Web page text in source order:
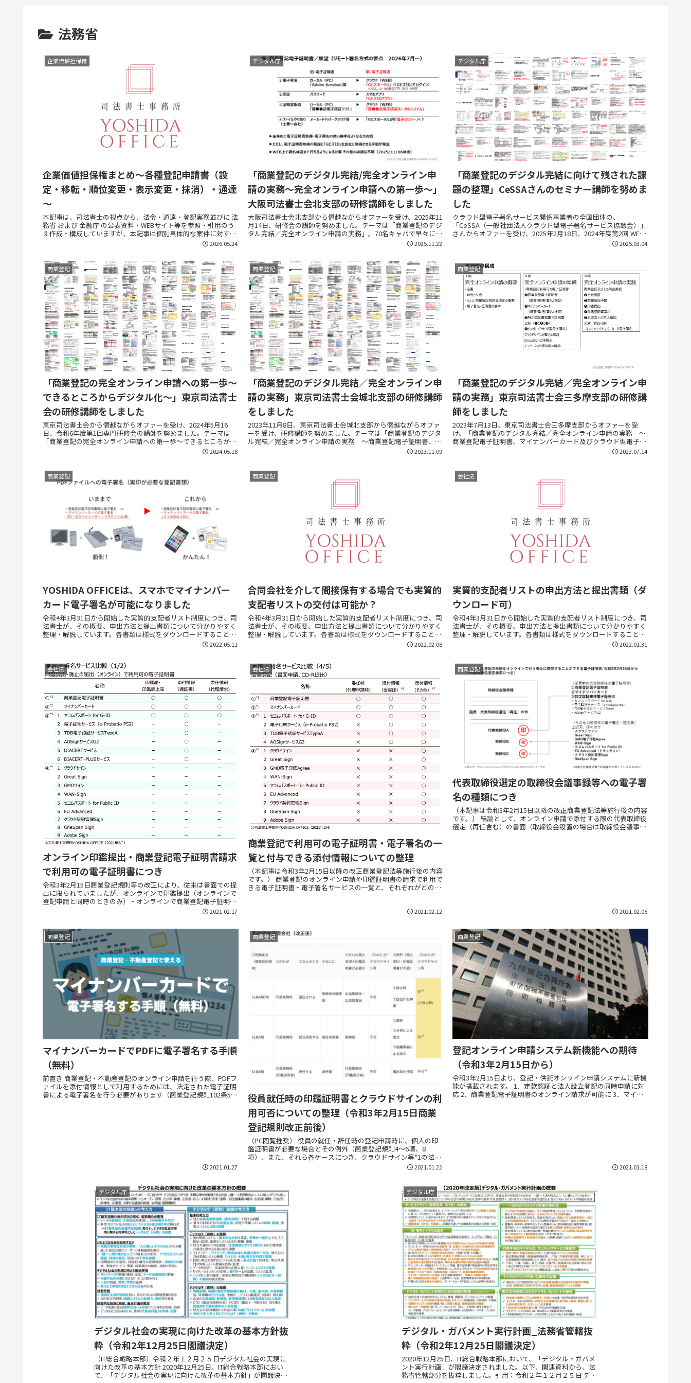
法務省
企業価値担保権
企業価値担保権まとめ～各種登記申請書（設
定・移転・順位変更・表示変更・抹消）・通達
～
本記事は、司法書士の視点から、法令・通達・登記実務並びに 法
務省 および 金融庁 の公表資料・WEBサイト等を参照・引用のう
え作成・構成していますが、本記事は個別具体的な案件に対する
2026.05.24
デジタル庁
「商業登記のデジタル完結/完全オンライン申
請の実務～完全オンライン申請への第一歩～」
大阪司法書士会北支部の研修講師をしました
大阪司法書士会北支部から僭越ながらオファーを受け、2025年11
月14日、研修会の講師を努めました。テーマは「商業登記のデジ
タル完結／完全オンライン申請の実務」。70名キャパで早々に満
2025.11.22
デジタル庁
「商業登記のデジタル完結に向けて残された課
題の整理」CeSSAさんのセミナー講師を努めま
した
クラウド型電子署名サービス関係事業者の全国団体の、
「CeSSA（一般社団法人クラウド型電子署名サービス協議会）」
さんからオファーを受け、2025年2月18日、2024年度第2回 WEB
2025.03.04
商業登記
「商業登記の完全オンライン申請への第一歩～
できるところからデジタル化～」東京司法書士
会の研修講師をしました
東京司法書士会から僭越ながらオファーを受け、2024年5月16
日、令和6年度第1回専門研修会の講師を努めました。テーマは
「商業登記の完全オンライン申請への第一歩～できるところから
2024.05.18
商業登記
「商業登記のデジタル完結／完全オンライン申
請の実務」東京司法書士会城北支部の研修講師
をしました
2023年11月8日、東京司法書士会城北支部から僭越ながらオファ
ーを受け、研修講師を努めました。テーマは「商業登記のデジタ
ル完結／完全オンライン申請の実務 ～商業登記電子証明書、マ
2023.11.09
商業登記
「商業登記のデジタル完結／完全オンライン申
請の実務」東京司法書士会三多摩支部の研修講
師をしました
2023年7月13日、東京司法書士会三多摩支部からオファーを受
け、「商業登記のデジタル完結／完全オンライン申請の実務 ～
商業登記電子証明書、マイナンバーカード及びクラウド型電子署
名の活用～」というタイトルで、研修講師を行いまし... 2023.07.14
商業登記
YOSHIDA OFFICEは、スマホでマイナンバー
カード電子署名が可能になりました
令和4年3月31日から開始した実質的支配者リスト制度につき、司
法書士が、その概要、申出方法と提出書類について分かりやすく
整理・解説しています。各書類は様式をダウンロードすることが
2022.05.11
商業登記
合同会社を介して間接保有する場合でも実質的
支配者リストの交付は可能か？
令和4年3月31日から開始した実質的支配者リスト制度につき、司
法書士が、その概要、申出方法と提出書類について分かりやすく
整理・解説しています。各書類は様式をダウンロードすることが
2022.02.08
会社法
実質的支配者リストの申出方法と提出書類（ダ
ウンロード可）
令和4年3月31日から開始した実質的支配者リスト制度につき、司
法書士が、その概要、申出方法と提出書類について分かりやすく
整理・解説しています。各書類は様式をダウンロードすることが
2022.01.31
会社法
オンライン印鑑提出・商業登記電子証明書請求
で利用可の電子証明書につき
令和3年2月15日商業登記規則等の改正により、従来は書面での提
出に限られていましたが、オンラインで印鑑提出（オンラインで
登記申請と同時のときのみ）・オンラインで商業登記電子証明書
の取得がそれぞれできるようになりました（下図）。 法務...2021.02.17
会社法
商業登記で利用可の電子証明書・電子署名の一
覧と付与できる添付情報についての整理
（本記事は令和3年2月15日以降の改正商業登記法等施行後の内容
です。） 商業登記のオンライン申請や印鑑証明書の請求で利用で
きる電子証明書・電子署名サービスの一覧と、それぞれがどの添
2021.02.12
商業登記
代表取締役選定の取締役会議事録等への電子署
名の種類につき
（本記事は令和3年2月15日以降の改正商業登記法等施行後の内容
です。） 結論として、オンライン申請で添付する際の代表取締役
選定（再任含む）の書面（取締役会設置の場合は取締役会議事
2021.02.05
商業登記
マイナンバーカードでPDFに電子署名する手順
（無料）
前置き 商業登記・不動産登記のオンライン申請を行う際、PDFフ
ァイルを添付情報として利用するためには、法定された電子証明
書による電子署名を行う必要があります（商業登記規則102条5項
2021.01.27
商業登記
役員就任時の印鑑証明書とクラウドサインの利
用可否についての整理（令和3年2月15日商業
登記規則改正前後）
（PC閲覧推奨） 役員の就任・辞任時の登記申請時に、個人の印
鑑証明書が必要な場合とその例外（商業登記規則4〜6項、8
項）、また、それら各ケースにつき、クラウドサイン等*1の法務
大臣指定の電子証明書による電子署名での利用の可否を、取締...
2021.01.22
商業登記
登記オンライン申請システム新機能への期待
（令和3年2月15日から）
令和3年2月15日より、登記・供託オンライン申請システムに新機
能が搭載されます。 1．定款認証と法人設立登記の同時申請に対
応 2．商業登記電子証明書のオンライン請求が可能に 3．マイナ
2021.01.18
デジタル庁
デジタル社会の実現に向けた改革の基本方針抜
粋（令和2年12月25日閣議決定）
（IT総合戦略本部）令和２年１２月２５日デジタル社会の実現に
向けた改革の基本方針 2020年12月25日、IT総合戦略本部におい
て、「デジタル社会の実現に向けた改革の基本方針」が閣議決定
デジタル庁
デジタル・ガバメント実行計画_法務省管轄抜
粋（令和2年12月25日閣議決定）
2020年12月25日、IT総合戦略本部において、「デジタル・ガバメ
ント実行計画」が閣議決定されました。以下、関連資料から、法
務省管轄部分を抜粋しました。引用：令和２年１２月２５日 デジ